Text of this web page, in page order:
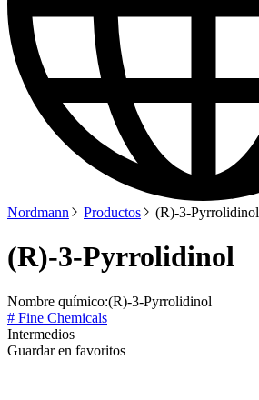
Nordmann Productos (R)-3-Pyrrolidinol
(R)-3-Pyrrolidinol
Nombre químico:(R)-3-Pyrrolidinol
# Fine Chemicals
Intermedios
Guardar en favoritos